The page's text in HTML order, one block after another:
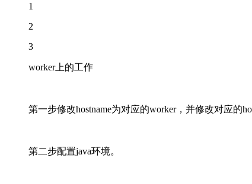
1
2
3
worker上的工作
第一步修改hostname为对应的worker，并修改对应的
第二步配置java环境。